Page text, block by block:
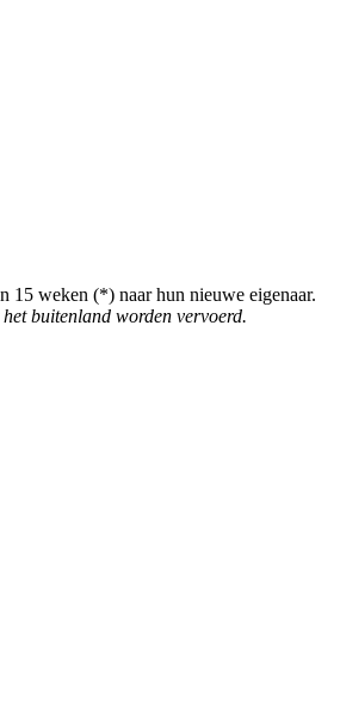
15 weken (*) naar hun nieuwe eigenaar.
buitenland worden vervoerd.